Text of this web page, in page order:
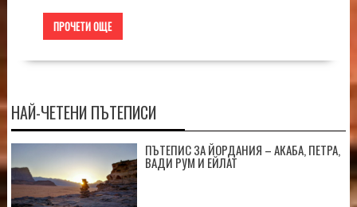
ПРОЧЕТИ ОЩЕ
НАЙ-ЧЕТЕНИ ПЪТЕПИСИ
ПЪТЕПИС ЗА ЙОРДАНИЯ – АКАБА, ПЕТРА,
ВАДИ РУМ И ЕЙЛАТ